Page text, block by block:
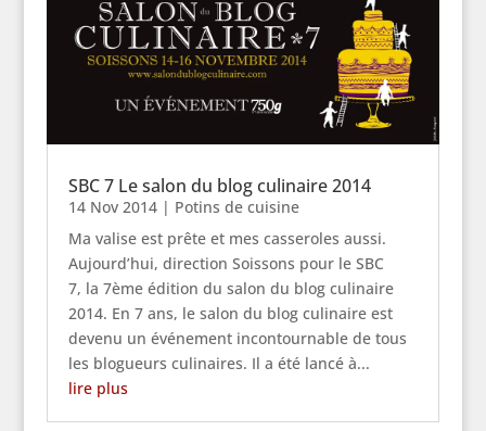
SBC 7 Le salon du blog culinaire 2014
14 Nov 2014| Potins de cuisine
Ma valise est prête et mes casseroles aussi.
Aujourd’hui, direction Soissons pour le SBC
7, la 7ème édition du salon du blog culinaire
2014. En 7 ans, le salon du blog culinaire est
devenu un événement incontournable de tous
les blogueurs culinaires. Il a été lancé à...
lire plus